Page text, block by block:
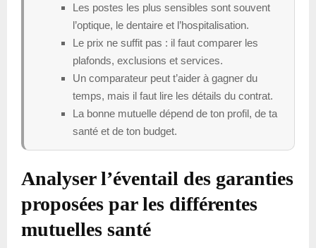
Les postes les plus sensibles sont souvent
l’optique, le dentaire et l’hospitalisation.
Le prix ne suffit pas : il faut comparer les
plafonds, exclusions et services.
Un comparateur peut t’aider à gagner du
temps, mais il faut lire les détails du contrat.
La bonne mutuelle dépend de ton profil, de ta
santé et de ton budget.
Analyser l’éventail des garanties
proposées par les différentes
mutuelles santé